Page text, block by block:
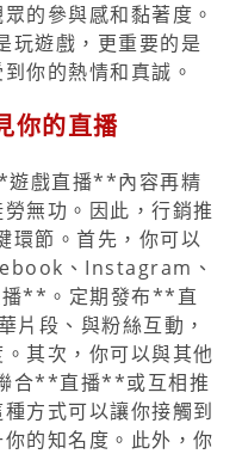
的參與感和黏著度。
遊戲，更重要的是
你的熱情和真誠。
你的直播
遊戲直播**內容再精
無功。因此，行銷推
節。首先，你可以
、Instagram、
**。定期發布**直
段、與粉絲互動，
其次，你可以與其他
合**直播**或互相推
方式可以讓你接觸到
的知名度。此外，你